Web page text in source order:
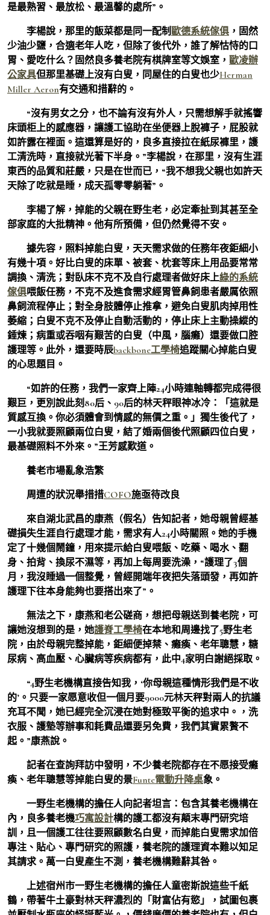
是最熟習、最放松、最溫馨的處所”。
李楊說，那里的飯菜都是同一配制歐德系統傢俱 ，固然
少油少鹽，合適老年人吃，但除了後代外，誰了解怙恃的口
胃、愛吃什么？固然良多養老院有棋牌室等文娛室， 歐凌辦
公家具但那里基礎上沒有白叟，同屋住的白叟也少Herman
Miller Aeron有交通和措辭的。
“沒有男女之分，也不論有沒有外人，只需想解手就搖響
床頭柜上的感應器，讓護工協助在坐便器上脫褲子，屁股就
如許露在裡面。這還算是好的，良多直接拉在紙尿褲里，護
工清洗時，直接就光著下半身。”李楊說，在那里，沒有生涯
東西的品質和莊嚴，只是在世而已，“我不想我父親也如許天
天除了吃就是睡，成天孤零零躺著”。
李楊了解，掉能的父親在野生老，必定牽扯到其甚至全
部家庭的大批精神。他有所預備，但仍然覺得不安。
據先容，照料掉能白叟，天天需求做的任務年夜鉅細小
有幾十項。好比白叟的床單、被套、枕套等床上用品要常常
調換、清洗；對臥床不克不及自行處理者做好床上綠的系統
傢俱喂飯任務，不克不及進食需求經胃管鼻飼患者嚴厲依照
鼻飼流程停止；對全身肢體停止推拿，避免白叟肌肉掉用性
萎縮；白叟不克不及停止自動活動的，停止床上主動操縱的
錘煉；病重或吞咽有艱苦的白叟（中風，腦癱）還要做口腔
護理等。此外，還要時辰backbone工學椅追蹤關心掉能白叟
的心思題目。
“如許的任務，我們一家齊上陣24小時連軸轉都完成得很
艱巨，更別說此刻80后、90后的林天秤眼神冰冷：「這就是
質感互換。你必須體會到情感的無價之重。」獨生後代了，
一小我就要照顧兩位白叟，結了婚兩個後代照顧四位白叟，
最基礎照料不外來。”王芳感歎道。
養老市場亂象浩繁
周遭的狀況舉措措COFO施亟待改良
來自湖北武昌的康燕（假名）告知記者，她母親曾經基
礎損失生涯自行處理才能，需求有人24小時關照。她的手機
定了十幾個鬧鐘，用來提示給白叟喂飯、吃藥、喝水、翻
身、拍背、換尿不濕等，再加上每周要洗澡，“護理了3個
月，我沒睡過一個整覺，曾經開端年夜把失落頭發，再如許
護理下往本身能夠也要搭出來了”。
無法之下，康燕和老公磋商，想把母親送到養老院，可
讓她沒想到的是，她護脊工學椅在本地和周邊找了5野生老
院，由於母親完整掉能，鉅細便掉禁、癱瘓、老年聰慧，糖
尿病、高血壓、心臟病等疾病都有，此中4家明白謝絕採取。
“4野生老機構直接告知我，‘你母親這種情形我們是不收
的’。只要一家愿意收但一個月要9000元林天秤對兩人的抗議
充耳不聞，她已經完全沉浸在她對極致平衡的追求中。，洗
衣服、護墊等辦事和耗費品還要另免費，我們其實累贅不
起。”康燕說。
記者在查詢拜訪中發明，不少養老院都存在不愿接受癱
瘓、老年聰慧等掉能白叟的景Funte電動升降桌象。
一野生老機構的擔任人向記者坦言：包含其養老機構在
內，良多養老機巧寓設計構的護工都沒有顛末專門研究培
訓，且一個護工往往要照顧數名白叟，而掉能白叟需求加倍
專注、貼心、專門研究的照護，養老院的護理資本難以知足
其請求。萬一白叟產生不測，養老機構難辭其咎。
上述宿州市一野生老機構的擔任人童密斯說這些千紙
鶴，帶著牛土豪對林天秤濃烈的「財富佔有慾」，試圖包裹